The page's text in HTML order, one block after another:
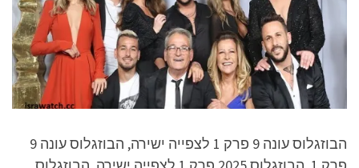
הבוזגלוס עונה 9 פרק 1 לצפייה ישירה, הבוזגלוס עונה 9